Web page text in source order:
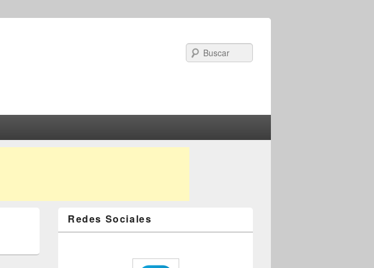
Redes Sociales